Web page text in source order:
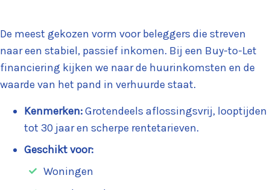
De meest gekozen vorm voor beleggers die streven
naar een stabiel, passief inkomen. Bij een Buy-to-Let
financiering kijken we naar de huurinkomsten en de
waarde van het pand in verhuurde staat.
Kenmerken:Grotendeels aflossingsvrij, looptijden
tot 30 jaar en scherpe rentetarieven.
Geschikt voor:
Woningen